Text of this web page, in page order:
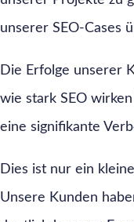
unserer SEO-Cases
Die Erfolge unserer
wie stark SEO
eine signifikante
Dies ist nur ein
Unsere Kunden